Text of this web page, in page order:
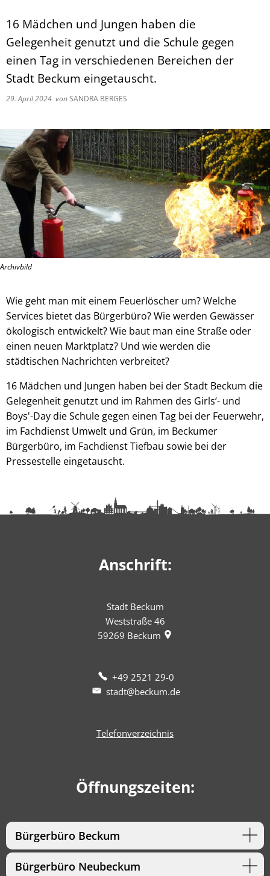
16 Mädchen und Jungen haben die
Gelegenheit genutzt und die Schule gegen
einen Tag in verschiedenen Bereichen der
Stadt Beckum eingetauscht.
29. April 2024 vonSANDRA BERGES
Archivbild
Wie geht man mit einem Feuerlöscher um? Welche
Services bietet das Bürgerbüro? Wie werden Gewässer
ökologisch entwickelt? Wie baut man eine Straße oder
einen neuen Marktplatz? Und wie werden die
städtischen Nachrichten verbreitet?
16 Mädchen und Jungen haben bei der Stadt Beckum die
Gelegenheit genutzt und im Rahmen des Girls‘- und
Boys'-Day die Schule gegen einen Tag bei der Feuerwehr,
im Fachdienst Umwelt und Grün, im Beckumer
Bürgerbüro, im Fachdienst Tiefbau sowie bei der
Pressestelle eingetauscht.
Anschrift:
Stadt Beckum
Weststraße 46
59269 Beckum
+49 2521 29-0
stadt@beckum.de
Telefonverzeichnis
Öffnungszeiten:
Bürgerbüro Beckum
Bürgerbüro Neubeckum